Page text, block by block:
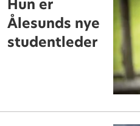
Hun er
Ålesunds nye
studentleder